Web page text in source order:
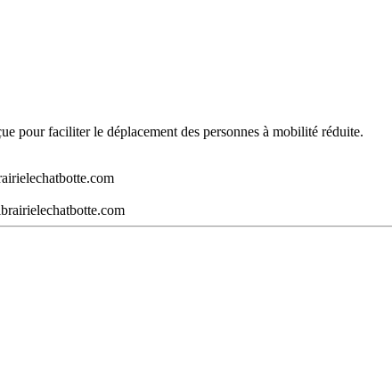
pour faciliter le déplacement des personnes à mobilité réduite.